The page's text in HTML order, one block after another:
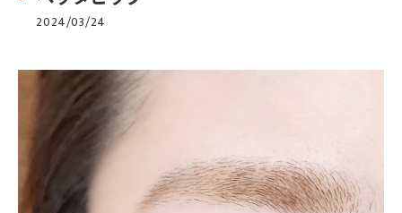
2024/03/24